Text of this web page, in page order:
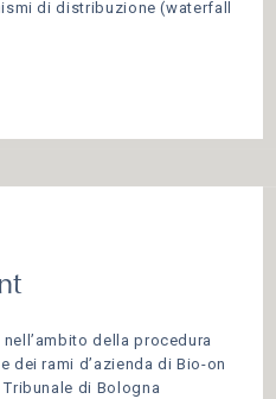
di distribuzione (waterfall
della procedura
dei rami d’azienda di Bio-on
di Bologna